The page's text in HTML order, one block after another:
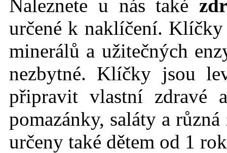
Naleznete u nás také
určené k naklíčení.
minerálů a užitečných
nezbytné. Klíčky jsou
připravit vlastní zdravé
pomazánky, saláty a
určeny také dětem od 1